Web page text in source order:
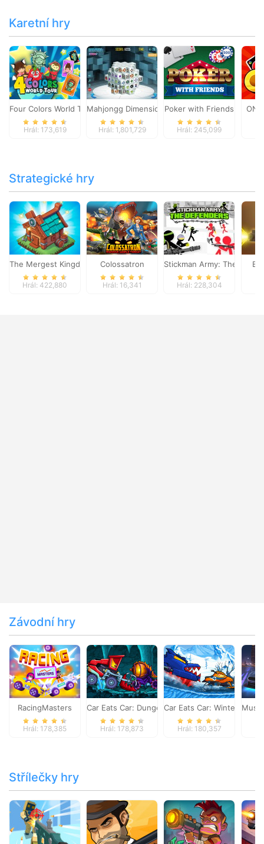
Karetní hry
Four Colors World Tour
Hrál: 173,619
Mahjongg Dimensions
Hrál: 1,801,729
Poker with Friends
Hrál: 245,099
Strategické hry
The Mergest Kingdom
Hrál: 422,880
Colossatron
Hrál: 16,341
Stickman Army: The
Hrál: 228,304
Závodní hry
RacingMasters
Hrál: 178,385
Car Eats Car: Dungeon Adventure
Hrál: 178,873
Car Eats Car: Winter
Hrál: 180,357
Střílečky hry